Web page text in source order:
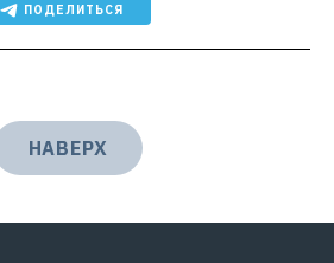
ПОДЕЛИТЬСЯ
НАВЕРХ